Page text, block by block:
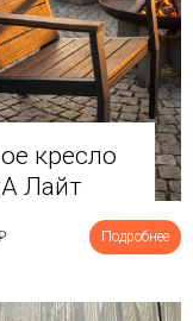
кресло
Лайт
Подробнее